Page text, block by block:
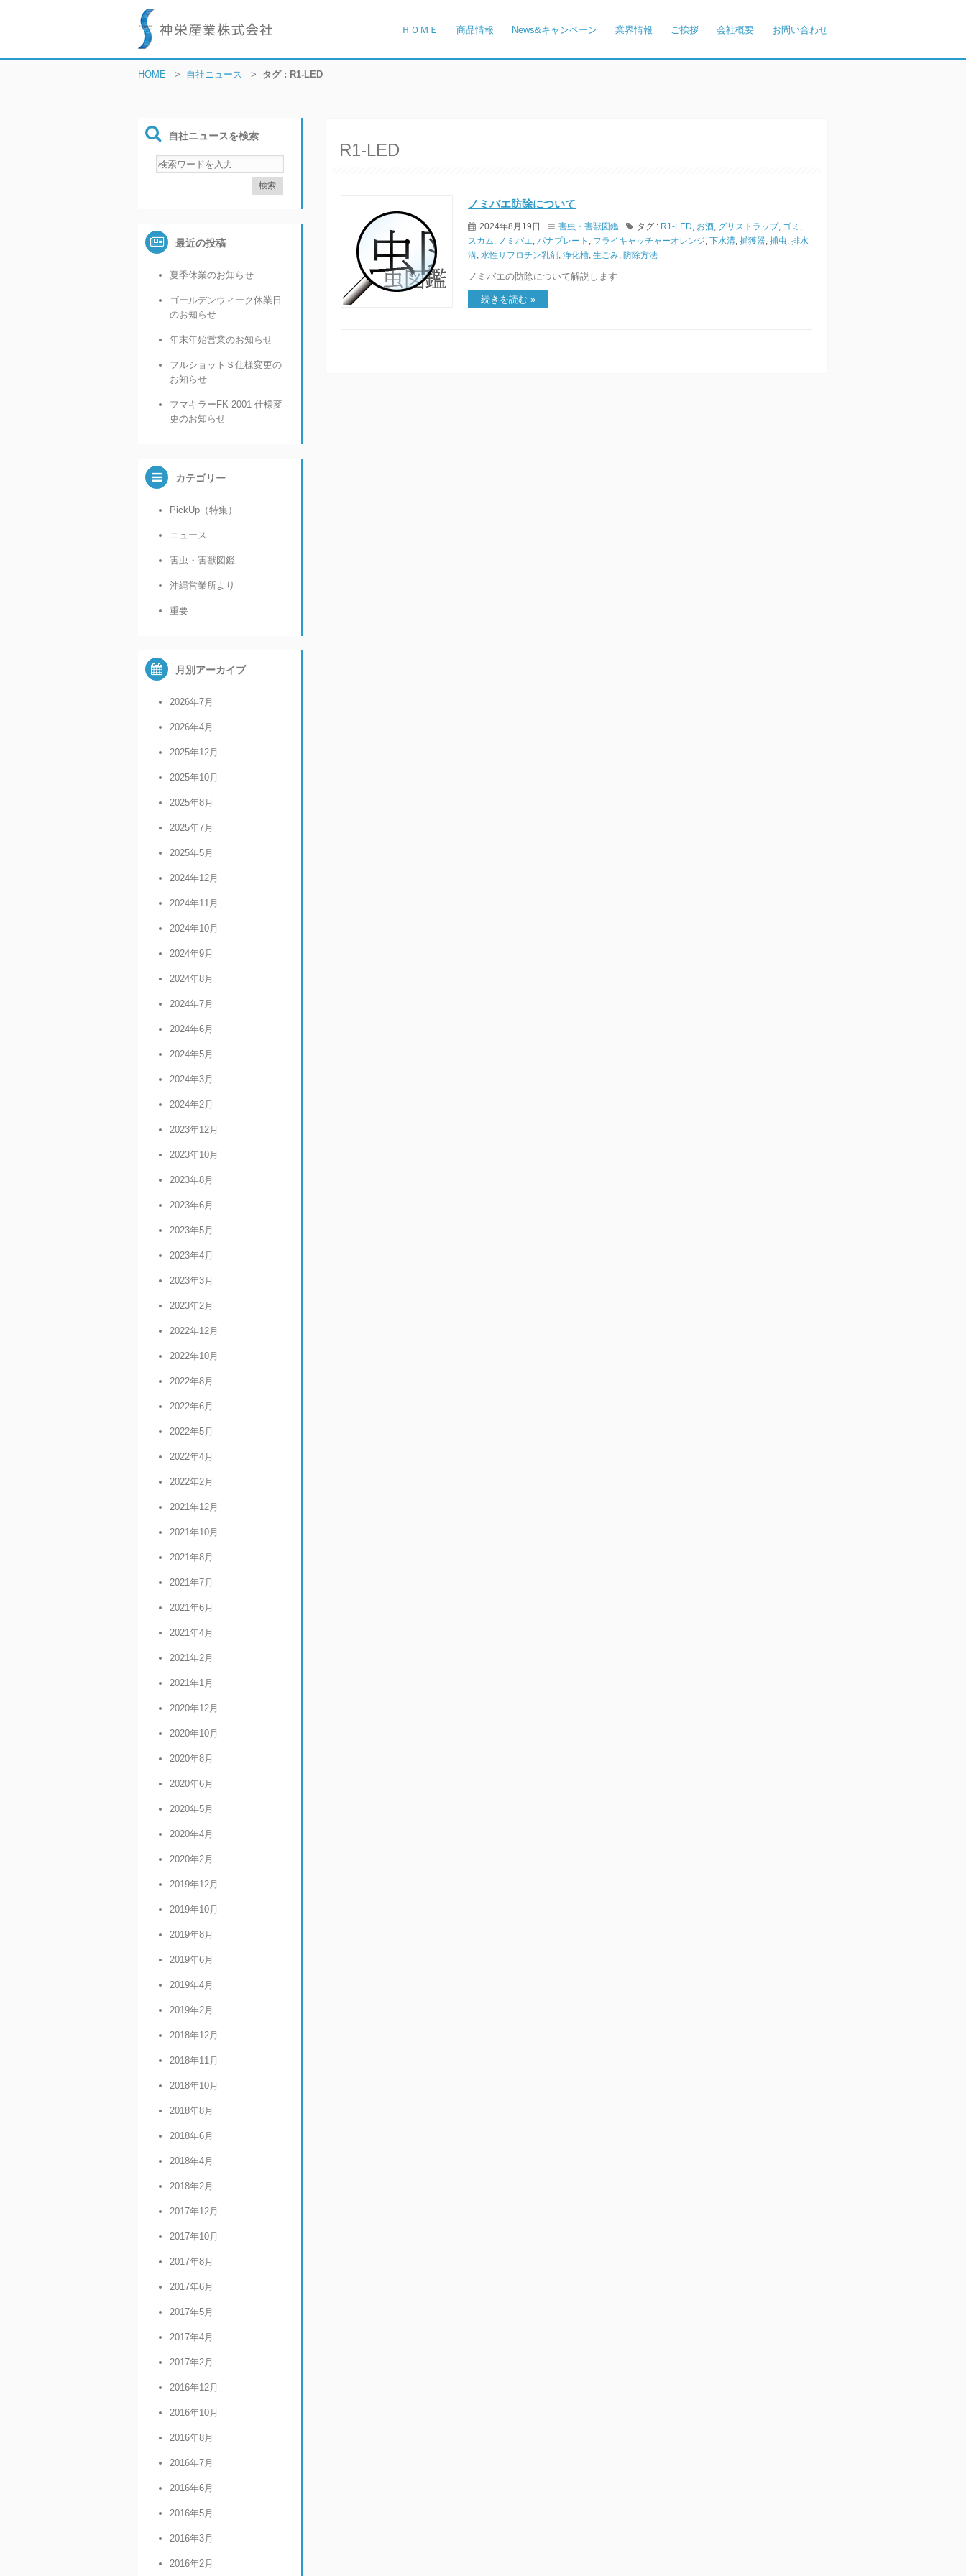
ＨＯＭＥ 商品情報 News&キャンペーン 業界情報 ご挨拶 会社概要 お問い合わせ
HOME > 自社ニュース > タグ : R1-LED
R1-LED
ノミバエ防除について
2024年8月19日 害虫・害獣図鑑 タグ : R1-LED お酒 グリストラップ, ゴミ
スカム
ノミバエ パナプレート フライキャッチャーオレンジ ,下水溝 ,捕獲器 ,捕虫 ,排水
溝 ,水性サフロチン乳剤 ,浄化槽 ,生ごみ 防除方法
ノミバエの防除について解説します
続きを読む »
自社ニュースを検索
最近の投稿
夏季休業のお知らせ
ゴールデンウィーク休業日
のお知らせ
年末年始営業のお知らせ
フルショットＳ仕様変更の
お知らせ
フマキラーFK-2001 仕様変
更のお知らせ
カテゴリー
PickUp（特集）
ニュース
害虫・害獣図鑑
沖縄営業所より
重要
月別アーカイブ
2026年7月
2026年4月
2025年12月
2025年10月
2025年8月
2025年7月
2025年5月
2024年12月
2024年11月
2024年10月
2024年9月
2024年8月
2024年7月
2024年6月
2024年5月
2024年3月
2024年2月
2023年12月
2023年10月
2023年8月
2023年6月
2023年5月
2023年4月
2023年3月
2023年2月
2022年12月
2022年10月
2022年8月
2022年6月
2022年5月
2022年4月
2022年2月
2021年12月
2021年10月
2021年8月
2021年7月
2021年6月
2021年4月
2021年2月
2021年1月
2020年12月
2020年10月
2020年8月
2020年6月
2020年5月
2020年4月
2020年2月
2019年12月
2019年10月
2019年8月
2019年6月
2019年4月
2019年2月
2018年12月
2018年11月
2018年10月
2018年8月
2018年6月
2018年4月
2018年2月
2017年12月
2017年10月
2017年8月
2017年6月
2017年5月
2017年4月
2017年2月
2016年12月
2016年10月
2016年8月
2016年7月
2016年6月
2016年5月
2016年3月
2016年2月